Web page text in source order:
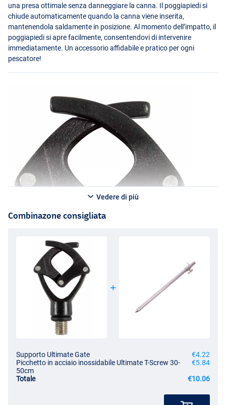
una presa ottimale senza danneggiare la canna. Il poggiapiedi si
chiude automaticamente quando la canna viene inserita,
mantenendola saldamente in posizione. Al momento dell’impatto, il
poggiapiedi si apre facilmente, consentendovi di intervenire
immediatamente. Un accessorio affidabile e pratico per ogni
pescatore!
Vedere di più
Combinazone consigliata
Supporto Ultimate Gate
€4.22
Picchetto in acciaio inossidabile Ultimate T-Screw 30-
50cm
€5.84
Totale
€10.06